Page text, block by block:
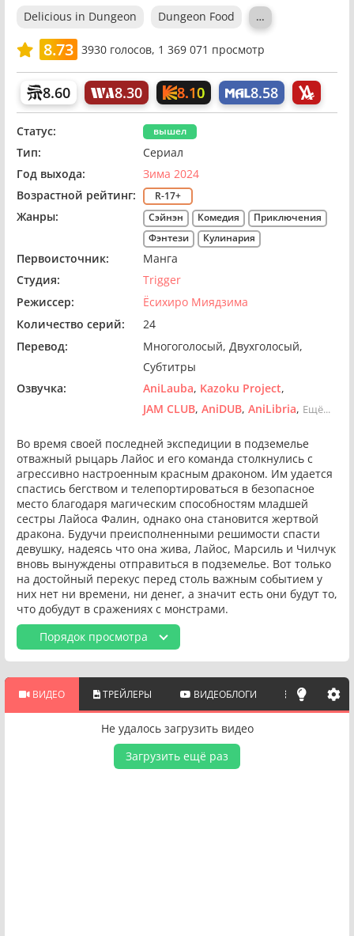
Delicious in Dungeon Dungeon Food …
8.73 3930голосов, 1 369 071 просмотр
8.60 8.30 8.10 8.58
Статус: вышел
Тип:
Сериал
Год выхода:
Зима 2024
Возрастной рейтинг:
R-17+
Жанры: Сэйнэн Комедия
Приключения
Фэнтези
Кулинария
Первоисточник:
Манга
Студия:
Trigger
Режиссер:
Ёсихиро Миядзима
Количество серий:
24
Перевод:
Многоголосый Двухголосый
Субтитры
Озвучка:
AniLauba Kazoku Project
JAM CLUB AniDUB AniLibria Ещё...
Во время своей последней экспедиции в подземелье
отважный рыцарь Лайос и его команда столкнулись с
агрессивно настроенным красным драконом. Им удается
спастись бегством и телепортироваться в безопасное
место благодаря магическим способностям младшей
сестры Лайоса Фалин, однако она становится жертвой
дракона. Будучи преисполненными решимости спасти
девушку, надеясь что она жива, Лайос, Марсиль и Чилчук
вновь вынуждены отправиться в подземелье. Вот только
на достойный перекус перед столь важным событием у
них нет ни времени, ни денег, а значит есть они будут то,
что добудут в сражениях с монстрами.
Порядок просмотра
ВИДЕО ТРЕЙЛЕРЫ ВИДЕОБЛОГИ ПОХОЖИЕ
Не удалось загрузить видео
Загрузить ещё раз